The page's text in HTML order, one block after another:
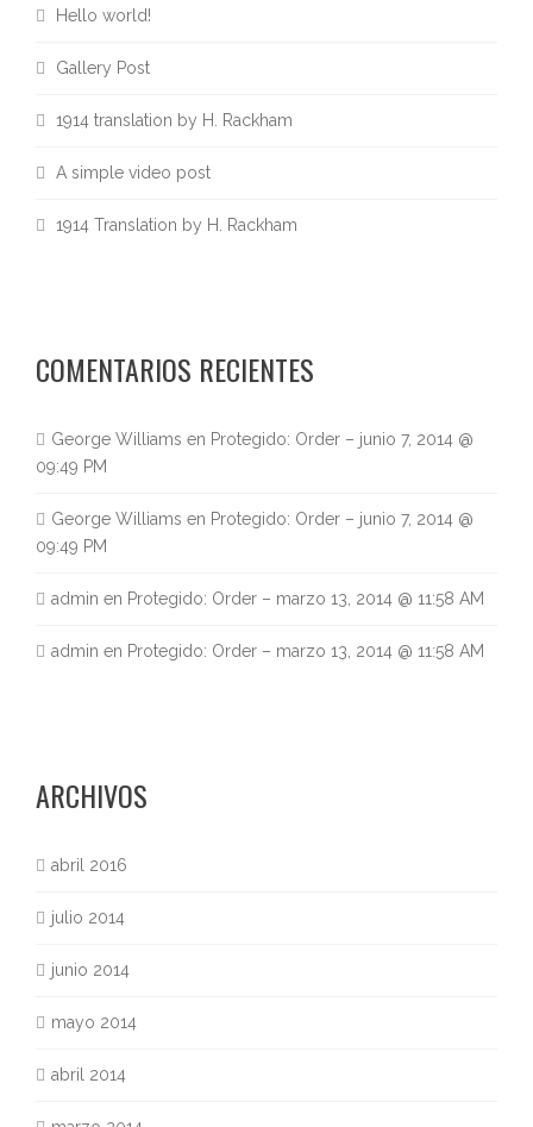
Hello world!
Gallery Post
1914 translation by H. Rackham
A simple video post
1914 Translation by H. Rackham
COMENTARIOS RECIENTES
George Williams en Protegido: Order – junio 7, 2014 @
09:49 PM
George Williams en Protegido: Order – junio 7, 2014 @
09:49 PM
admin en Protegido: Order – marzo 13, 2014 @ 11:58 AM
admin en Protegido: Order – marzo 13, 2014 @ 11:58 AM
ARCHIVOS
abril 2016
julio 2014
junio 2014
mayo 2014
abril 2014